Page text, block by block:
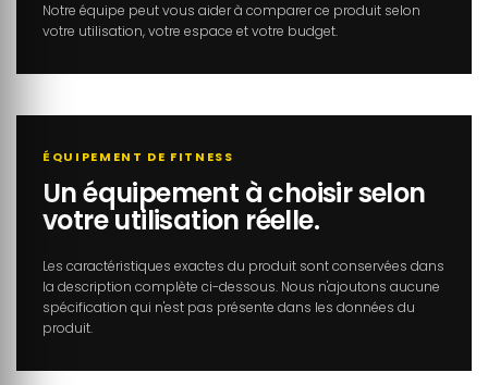
Notre équipe peut vous aider à comparer ce produit selon
votre utilisation, votre espace et votre budget.
ÉQUIPEMENT DE FITNESS
Un équipement à choisir selon
votre utilisation réelle.
Les caractéristiques exactes du produit sont conservées dans
la description complète ci-dessous. Nous n'ajoutons aucune
spécification qui n'est pas présente dans les données du
produit.